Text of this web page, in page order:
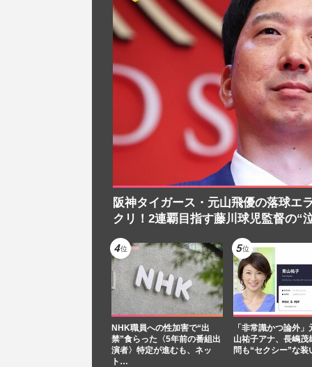
阪神タイガース・元山飛優の落球エ
クリ！2連覇目指す藤川球児監督の“
NHK職員への性加害で“出
禁”食らった〈5年前の番組出
演者〉特定が進むも、ネッ
ト…
「非常識かつ論外
山祐子アナ、長嶋茂
問も“セクシー”な